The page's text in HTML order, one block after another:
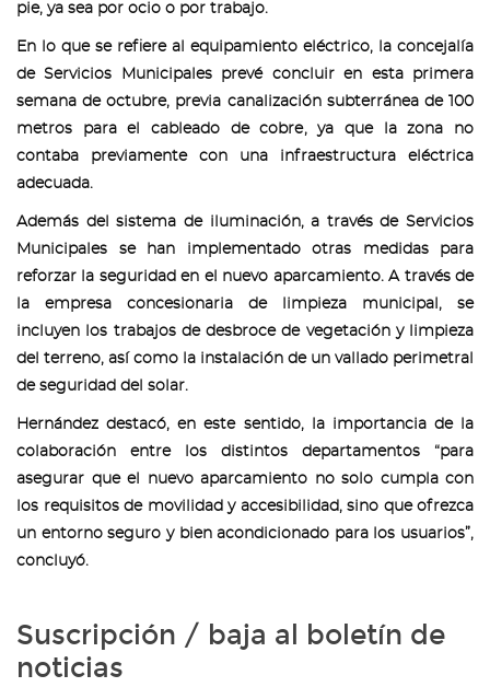
pie, ya sea por ocio o por trabajo.
En lo que se refiere al equipamiento eléctrico, la concejalía
de Servicios Municipales prevé concluir en esta primera
semana de octubre, previa canalización subterránea de 100
metros para el cableado de cobre, ya que la zona no
contaba previamente con una infraestructura eléctrica
adecuada.
Además del sistema de iluminación, a través de Servicios
Municipales se han implementado otras medidas para
reforzar la seguridad en el nuevo aparcamiento. A través de
la empresa concesionaria de limpieza municipal, se
incluyen los trabajos de desbroce de vegetación y limpieza
del terreno, así como la instalación de un vallado perimetral
de seguridad del solar.
Hernández destacó, en este sentido, la importancia de la
colaboración entre los distintos departamentos “para
asegurar que el nuevo aparcamiento no solo cumpla con
los requisitos de movilidad y accesibilidad, sino que ofrezca
un entorno seguro y bien acondicionado para los usuarios”,
concluyó.
Suscripción / baja al boletín de
noticias